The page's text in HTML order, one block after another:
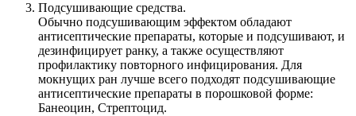
Подсушивающие средства.
Обычно подсушивающим эффектом обладают
антисептические препараты, которые и подсушивают, и
дезинфицирует ранку, а также осуществляют
профилактику повторного инфицирования. Для
мокнущих ран лучше всего подходят подсушивающие
антисептические препараты в порошковой форме:
Банеоцин, Стрептоцид.